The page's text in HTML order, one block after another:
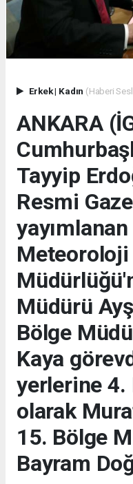
Erkek| Kadın (Haberi
ANKARA
Tayyip
Resmi
Meteoroloji
Müdürü
Bölge
Kaya
yerlerine 4.
olarak
15. Bölge
Bayram